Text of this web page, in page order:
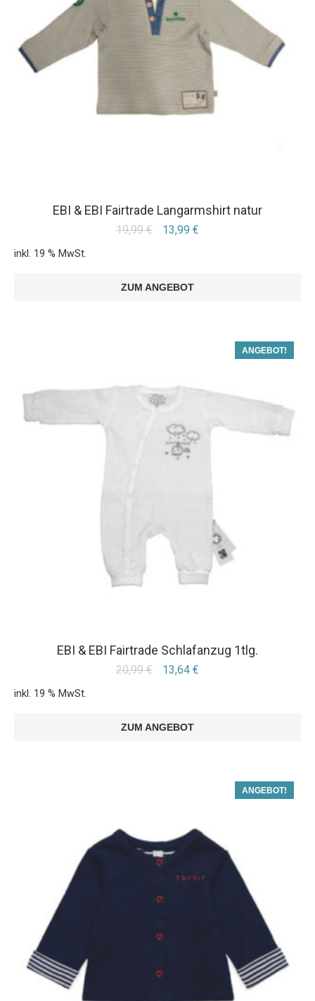
EBI & EBI Fairtrade Langarmshirt natur
19,99€ 13,99 €
inkl. 19 % MwSt.
ZUM ANGEBOT
ANGEBOT!
EBI & EBI Fairtrade Schlafanzug 1tlg.
20,99€ 13,64 €
inkl. 19 % MwSt.
ZUM ANGEBOT
ANGEBOT!